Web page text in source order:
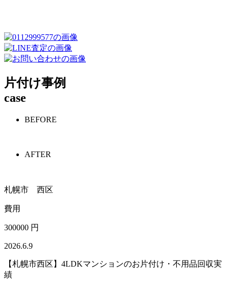
片付け事例
case
BEFORE
AFTER
札幌市 西区
費用
300000 円
2026.6.9
【札幌市西区】4LDKマンションのお片付け・不用品回収実
績